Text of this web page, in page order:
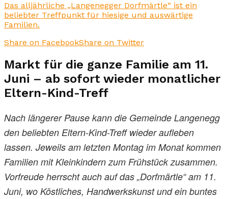
Das alljährliche „Langenegger Dorfmärtle“ ist ein
beliebter Treffpunkt für hiesige und auswärtige
Familien.
Share on FacebookShare on Twitter
Markt für die ganze Familie am 11.
Juni – ab sofort wieder monatlicher
Eltern-Kind-Treff
Nach längerer Pause kann die Gemeinde Langenegg
den beliebten Eltern-Kind-Treff wieder aufleben
lassen. Jeweils am letzten Montag im Monat kommen
Familien mit Kleinkindern zum Frühstück zusammen.
Vorfreude herrscht auch auf das „Dorfmärtle“ am 11.
Juni, wo Köstliches, Handwerkskunst und ein buntes